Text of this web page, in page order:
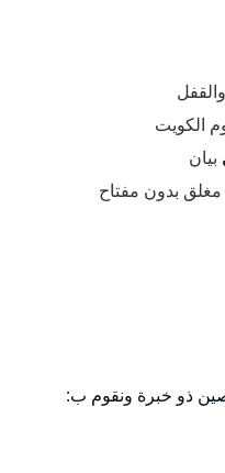
الكويت
بيان
بدون مفتاح
ذو خبرة ونقوم ب: